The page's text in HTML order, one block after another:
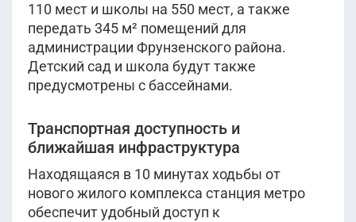
110 мест и школы на 550 мест, а также
передать 345 м² помещений для
администрации Фрунзенского района.
Детский сад и школа будут также
предусмотрены с бассейнами.
Транспортная доступность и
ближайшая инфраструктура
Находящаяся в 10 минутах ходьбы от
нового жилого комплекса станция метро
обеспечит удобный доступ к